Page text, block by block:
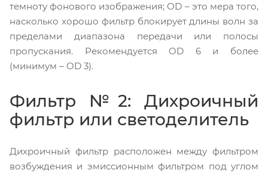
темноту фонового изображения; OD – это мера того,
насколько хорошо фильтр блокирует длины волн за
пределами диапазона передачи или полосы
пропускания. Рекомендуется OD 6 и более
(минимум – OD 3).
Фильтр №2: Дихроичный
фильтр или светоделитель
Дихроичный фильтр расположен между фильтром
возбуждения и эмиссионным фильтром под углом